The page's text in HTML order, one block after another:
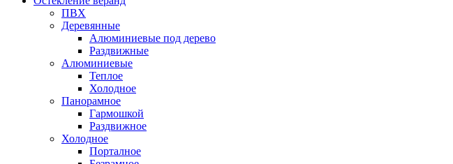
ПВХ
Деревянные
Алюминиевые под дерево
Раздвижные
Алюминиевые
Теплое
Холодное
Панорамное
Гармошкой
Раздвижное
Холодное
Порталное